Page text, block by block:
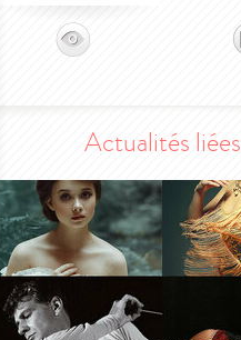
Actualités liées